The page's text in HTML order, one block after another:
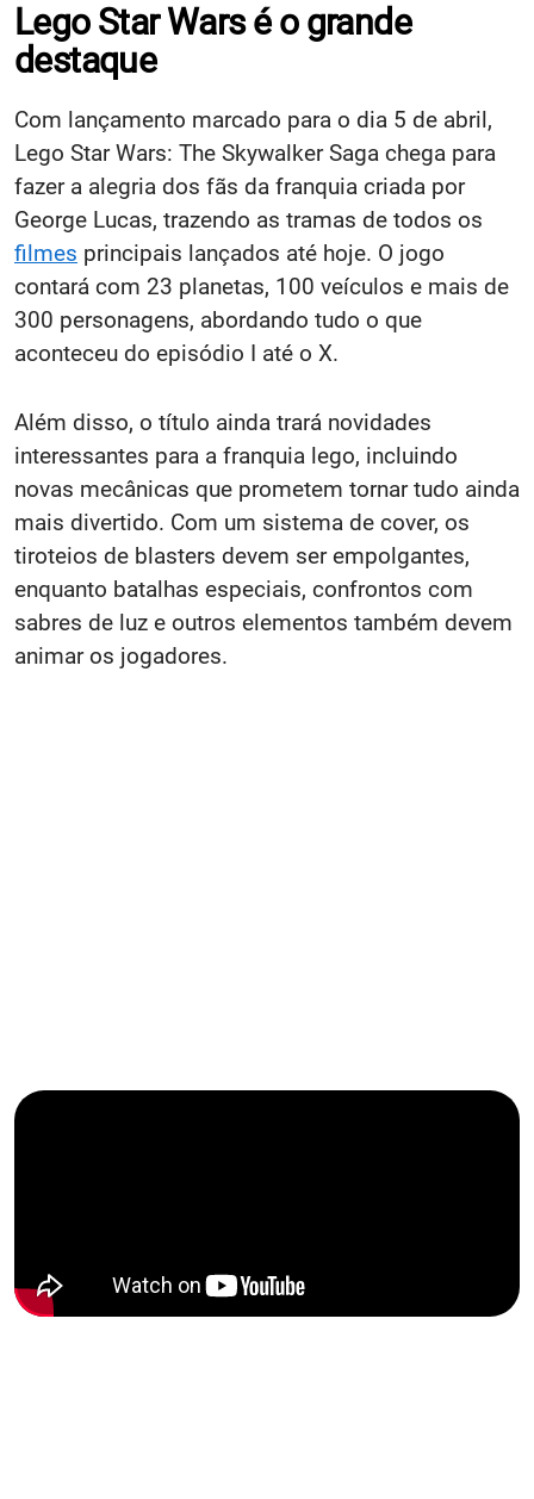
Lego Star Wars é o grande
destaque
Com lançamento marcado para o dia 5 de abril,
Lego Star Wars: The Skywalker Saga chega para
fazer a alegria dos fãs da franquia criada por
George Lucas, trazendo as tramas de todos os
filmes principais lançados até hoje. O jogo
contará com 23 planetas, 100 veículos e mais de
300 personagens, abordando tudo o que
aconteceu do episódio I até o X.
Além disso, o título ainda trará novidades
interessantes para a franquia lego, incluindo
novas mecânicas que prometem tornar tudo ainda
mais divertido. Com um sistema de cover, os
tiroteios de blasters devem ser empolgantes,
enquanto batalhas especiais, confrontos com
sabres de luz e outros elementos também devem
animar os jogadores.